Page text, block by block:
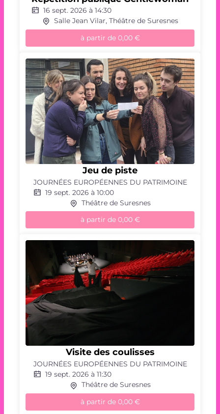
16 sept. 2026 à 14:30
Salle Jean Vilar, Théâtre de Suresnes
à partir de 0,00 €
Gentlewoman
de
Jeu de piste
JOURNÉES EUROPÉENNES DU PATRIMOINE
19 sept. 2026 à 10:00
Théâtre de Suresnes
à partir de 0,00 €
piste
Visite
Visite des coulisses
JOURNÉES EUROPÉENNES DU PATRIMOINE
19 sept. 2026 à 11:30
Théâtre de Suresnes
à partir de 0,00 €